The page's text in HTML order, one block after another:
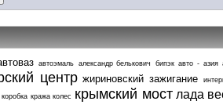
автоэмаль александр белькович бипэк авто - азия
центр жириновский зажигание
коробка кража колес крымский мост лада